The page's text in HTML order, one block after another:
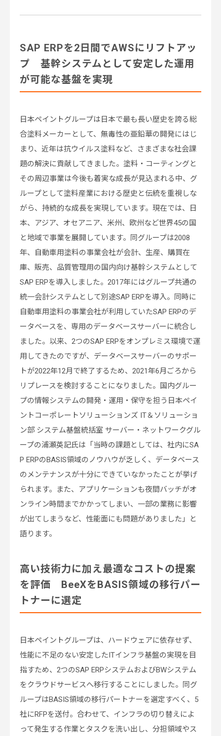
SAP ERPを2日間でAWSにリフトアッ
プ 基幹システムとして安定した運用
が可能な基盤を実現
日本ペイントグループは日本で最も長い歴史を誇る総
合塗料メーカーとして、無毒性の亜鉛華の開発にはじ
まり、近年は抗ウイルス塗料など、さまざまな社会課
題の解決に貢献してきました。塗料・コーティングと
その周辺事業は今後も着実な成長が見込まれる中、グ
ループとして塗料産業における歴史と伝統を重視しな
がら、持続的な成長を実現しています。現在では、日
本、アジア、オセアニア、米州、欧州など世界45の国
と地域で事業を展開しています。同グループは2008
年、自動車用塗料の事業会社が会計、生産、購買在
庫、販売、品質管理用の国内向け基幹システムとして
SAP ERPを導入しました。2017年にはグループ共通の
統一会計システムとして別途SAP ERPを導入。同時に
自動車用塗料の事業会社が利用していたSAP ERPのデ
ータベースを、専用のデータベースサーバーに統合し
ました。以来、2つのSAP ERPをオンプレミス環境で運
用してきたのですが、データベースサーバーのサポー
トが2022年12月で終了するため、2021年6月ごろから
リプレースを検討することになりました。国内グルー
プの情報システムの開発・運用・保守を担う日本ペイ
ントコーポレートソリューションズ IT＆ソリューショ
ン部 システム基盤統括室 サーバー・ネットワークグル
ープの浦瀬英記氏は「当時の課題としては、社内にSA
P ERPのBASIS領域のノウハウが乏しく、データベース
のメンテナンスが十分にできていなかったことが挙げ
られます。また、アプリケーションも夜間バッチがオ
ンライン時間までかかってしまい、一部の業務に影響
が出てしまうなど、性能面にも問題がありました」と
語ります。
高い技術力に加え最適なコストの提案
を評価 BeeXをBASIS領域の移行パー
トナーに選定
日本ペイントグループは、ハードウェアに依存せず、
性能に不足のない安定したITインフラ基盤の実現を目
指すため、2つのSAP ERPシステムおよびBWシステム
をクラウドサービスへ移行することにしました。同グ
ループはBASIS領域の移行パートナーを選定すべく、5
社にRFPを送付。合わせて、インフラの切り替えによ
って発生する作業とタスクを洗い出し、分担領域やス